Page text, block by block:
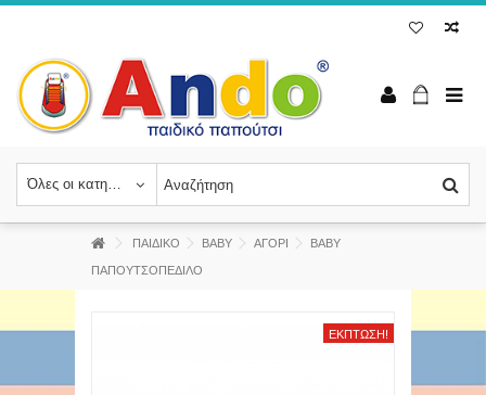
Όλες οι κατηγορίες
ΠΑΙΔΙΚΟ BABY ΑΓΟΡΙ ΒΑΒΥ
ΠΑΠΟΥΤΣΟΠΕΔΙΛΟ
ΈΚΠΤΩΣΗ!